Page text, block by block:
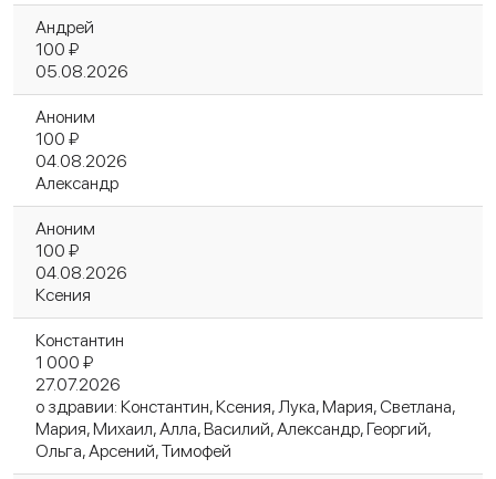
Андрей
100 ₽
05.08.2026
Аноним
100 ₽
04.08.2026
Александр
Аноним
100 ₽
04.08.2026
Ксения
Константин
1 000 ₽
27.07.2026
о здравии: Константин, Ксения, Лука, Мария, Светлана,
Мария, Михаил, Алла, Василий, Александр, Георгий,
Ольга, Арсений, Тимофей